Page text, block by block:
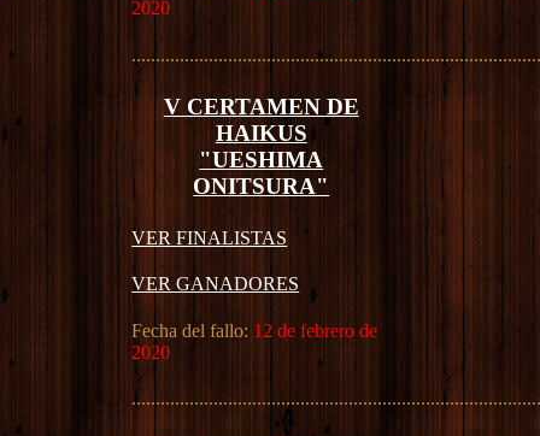
2020
V CERTAMEN DE
HAIKUS
"UESHIMA
ONITSURA"
VER FINALISTAS
VER GANADORES
Fecha del fallo: 12 de febrero de
2020